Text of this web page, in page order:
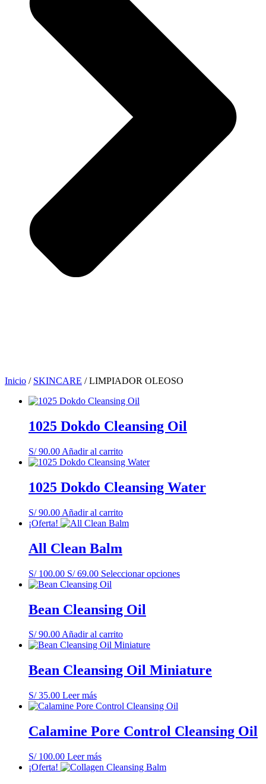
Inicio / SKINCARE / LIMPIADOR OLEOSO
1025 Dokdo Cleansing Oil
S/90.00 Añadir al carrito
1025 Dokdo Cleansing Water
S/90.00 Añadir al carrito
¡Oferta!
All Clean Balm
S/100.00 El
precio
era:
S/ 100.00.
S/69.00 El
precio
es:
S/ 69.00.
Seleccionar opciones
elegir
en
Bean Cleansing Oil
S/90.00Añadir al carrito
Bean Cleansing Oil Miniature
S/35.00 Leer más
Calamine Pore Control Cleansing Oil
S/100.00 Leer más
¡Oferta!